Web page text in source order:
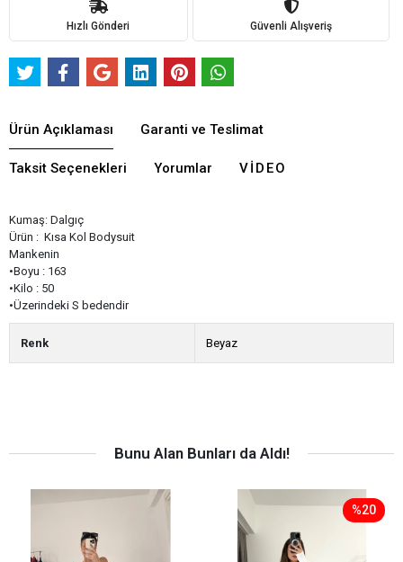
Hızlı Gönderi Güvenli Alışveriş
Ürün Açıklaması Garanti ve Teslimat
Taksit Seçenekleri Yorumlar VIDEO
Kumaş: Dalgıç
Ürün : Kısa Kol Bodysuit
Mankenin
•Boyu : 163
•Kilo : 50
•Üzerindeki S bedendir
Renk Beyaz
Bunu Alan Bunları da Aldı!
%20